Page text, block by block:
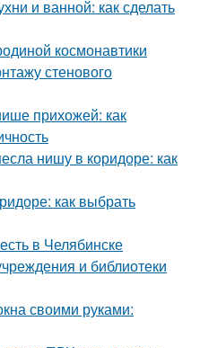
и ванной: как сделать
космонавтики
стенового
прихожей: как
нишу в коридоре: как
как выбрать
в Челябинске
и библиотеки
своими руками: